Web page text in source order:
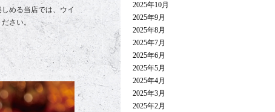
める当店では、ウイ
さい。
2025年10月
2025年9月
2025年8月
2025年7月
2025年6月
2025年5月
2025年4月
2025年3月
2025年2月